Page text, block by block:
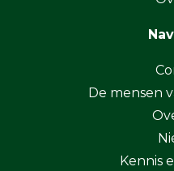
De mensen
Kennis